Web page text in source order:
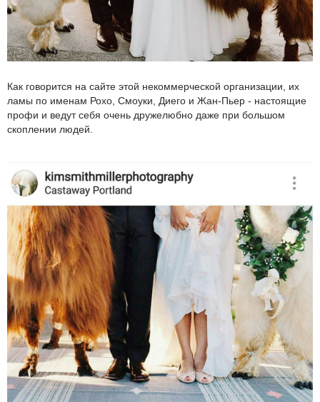
Как говорится на сайте этой некоммерческой организации, их
ламы по именам Рохо, Смоуки, Диего и Жан-Пьер - настоящие
профи и ведут себя очень дружелюбно даже при большом
скоплении людей.